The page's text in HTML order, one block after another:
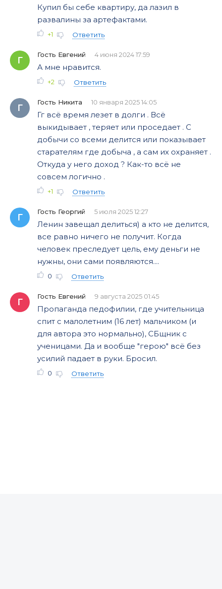
Купил бы себе квартиру, да лазил в
развалины за артефактами.
+1 Ответить
Г
Гость Евгений 4 июня 2024 17:59
А мне нравится.
+2 Ответить
Г
Гость Никита 10 января 2025 14:05
Гг всё время лезет в долги . Всё
выкидывает , теряет или проседает . С
добычи со всеми делится или показывает
старателям где добыча , а сам их охраняет .
Откуда у него доход ? Как-то всё не
совсем логично .
+1 Ответить
Г
Гость Георгий 5 июля 2025 12:27
Ленин завещал делиться) а кто не делится,
все равно ничего не получит. Когда
человек преследует цель, ему деньги не
нужны, они сами появляются....
0 Ответить
Г
Гость Евгений 9 августа 2025 01:45
Пропаганда педофилии, где учительница
спит с малолетним (16 лет) мальчиком (и
для автора это нормально), СБщник с
ученицами. Да и вообще "герою" всё без
усилий падает в руки. Бросил.
0 Ответить